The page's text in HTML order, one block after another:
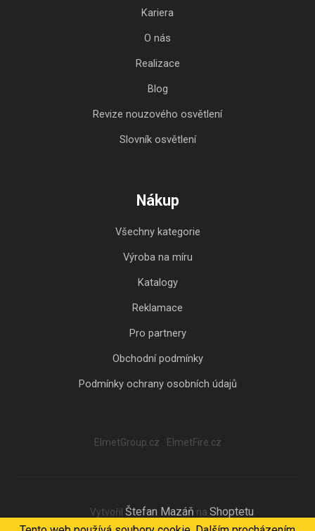
Kariera
O nás
Realizace
Blog
Revize nouzového osvětlení
Slovník osvětlení
Nákup
Všechny kategorie
Výroba na míru
Katalogy
Reklamace
Pro partnery
Obchodní podmínky
Podmínky ochrany osobních údajů
ElmetGroup.cz ElmetFire.cz
Vytvořil Štefan Mazáň na Shoptetu